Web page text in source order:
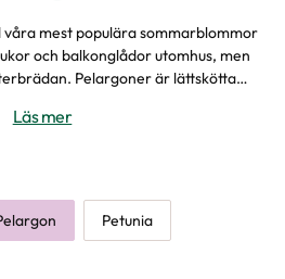
mest populära sommarblommor
och balkonglådor utomhus, men
är lättskötta
Läs mer
Petunia